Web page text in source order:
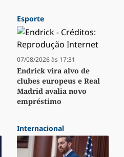
Esporte
07/08/2026 às 17:31
Endrick vira alvo de
clubes europeus e Real
Madrid avalia novo
empréstimo
Internacional